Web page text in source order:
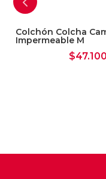
Colchón Colcha
Impermeable M
$47.100